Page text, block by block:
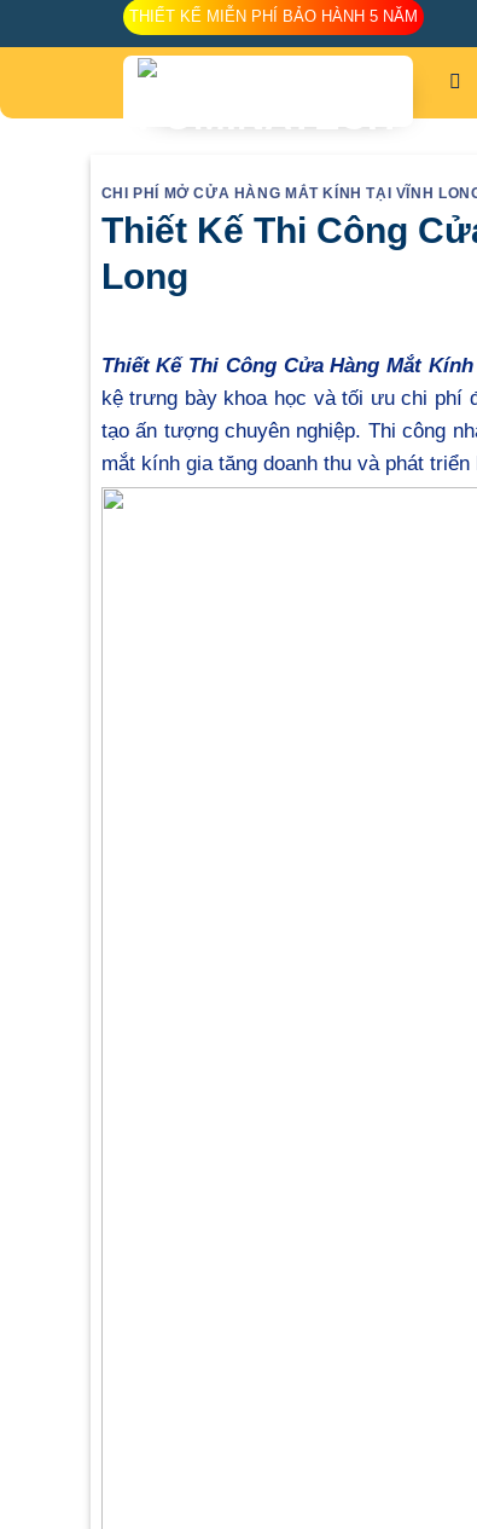
to
THIẾT KẾ MIỄN PHÍ BẢO HÀNH 5 NĂM
CHI PHÍ MỞ CỬA HÀNG MẮT KÍNH TẠI VĨNH
Thiết Kế Thi Công
Long
Thiết Kế Thi Công Cửa Hàng Mắt
kệ trưng bày khoa học và tối ưu chi phí
tạo ấn tượng chuyên nghiệp. Thi công
mắt kính gia tăng doanh thu và phát triển